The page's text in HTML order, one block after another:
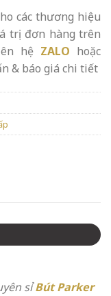
các thương hiệu
trị đơn hàng trên
hệ ZALO hoặc
& báo giá chi tiết
sỉ Bút Parker